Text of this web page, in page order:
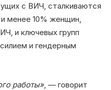
с ВИЧ, сталкиваются
менее 10% женщин,
и ключевых групп
и гендерным
работы» , — говорит